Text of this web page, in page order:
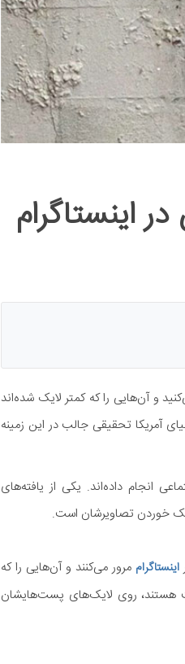
اینستاگرام
و آن‌هایی را که کمتر لایک شده‌اند
آمریکا تحقیقی جالب در این زمینه
انجام داده‌اند. یکی از یافته‌های
خوردن تصاویرشان است.
اینستاگرام مرور می‌کنند و آن‌هایی را که
هستند، روی لایک‌های پست‌هایشان